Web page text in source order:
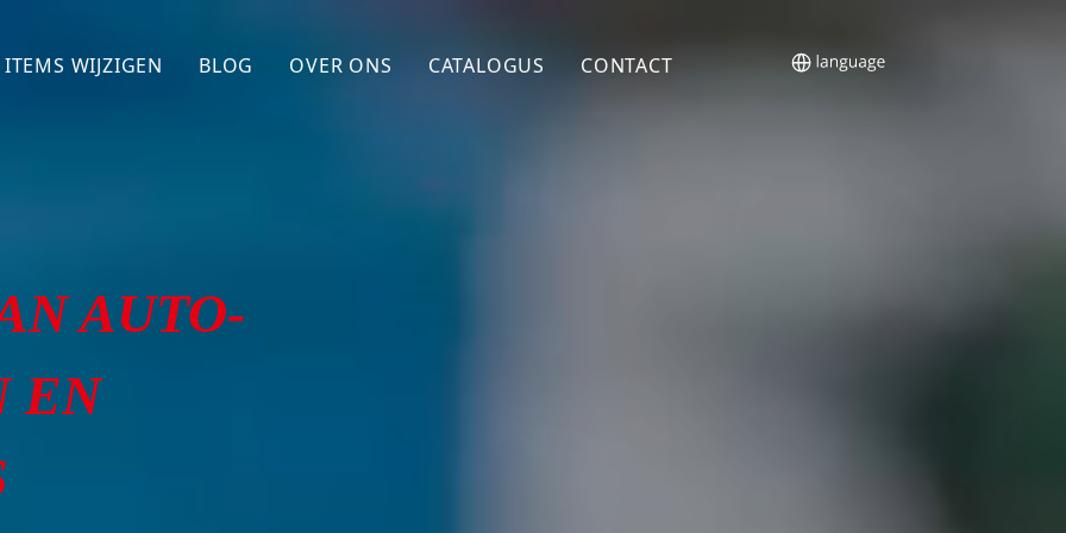
ITEMS WIJZIGEN
ISUZU
GWM
BLOG OVER ONS CATALOGUS CONTACT
AUTO-
EN